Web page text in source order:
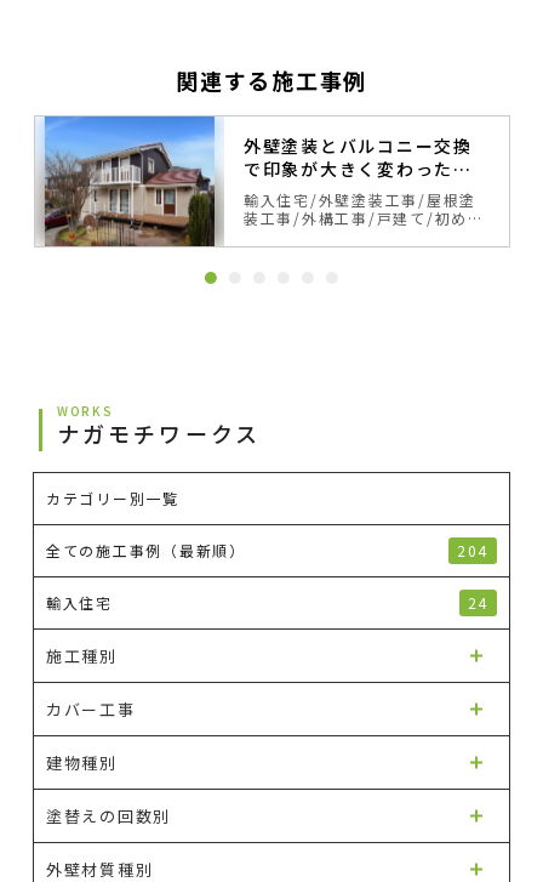
関連する施工事例
外壁塗装とバルコニー交換
で印象が大きく変わったス
ウェーデンハウス
輸入住宅 外壁塗装工事
屋根塗
装工事 外構工事 戸建て 初めて
ジュ・ブラウン系 カラーシミュ
WORKS
ナガモチワークス
カテゴリー別一覧
全ての施工事例（最新順） 204
輸入住宅 24
施工種別
カバー工事
建物種別
塗替えの回数別
外壁材質種別